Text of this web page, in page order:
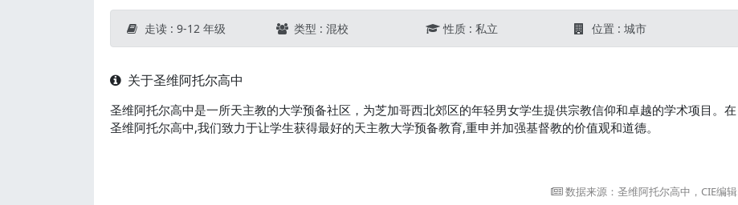
走读 : 9-12 年级 类型 : 混校 性质 : 私立 位置 : 城市
关于圣维阿托尔高中
圣维阿托尔高中是一所天主教的大学预备社区，为芝加哥西北郊区的年轻男女学生提供宗教信仰和卓越的学术项目。在
圣维阿托尔高中,我们致力于让学生获得最好的天主教大学预备教育,重申并加强基督教的价值观和道德。
数据来源：圣维阿托尔高中，CIE编辑